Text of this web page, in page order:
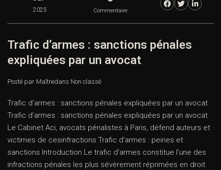
2025 Commentaire
Trafic d’armes : sanctions pénales
expliquées par un avocat
Posté par Maîtredans Non classé
Trafic d’armes : sanctions pénales expliquées par un avocat
Trafic d’armes : sanctions pénales expliquées par un avocat.
Le Cabinet Aci, avocats pénalistes à Paris, défend auteurs et
victimes de cesinfractions Trafic d’armes : peines et
sanctions Introduction Le trafic d’armes constitue l’une des
infractions pénales les plus sévèrement réprimées en droit